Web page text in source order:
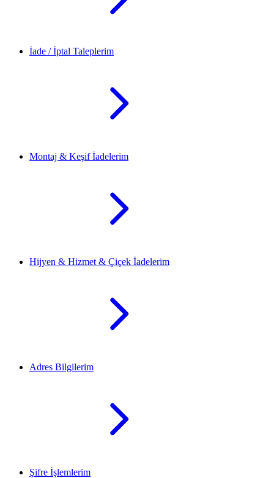
İade / İptal Taleplerim
Montaj & Keşif İadelerim
Hijyen & Hizmet & Çiçek İadelerim
Adres Bilgilerim
Şifre İşlemlerim